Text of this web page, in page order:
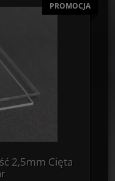
2,5mm Cięta
PROMOCJA